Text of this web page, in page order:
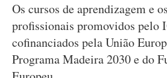
Os cursos de aprendizagem e
profissionais promovidos pelo
cofinanciados pela União
Programa Madeira 2030 e do